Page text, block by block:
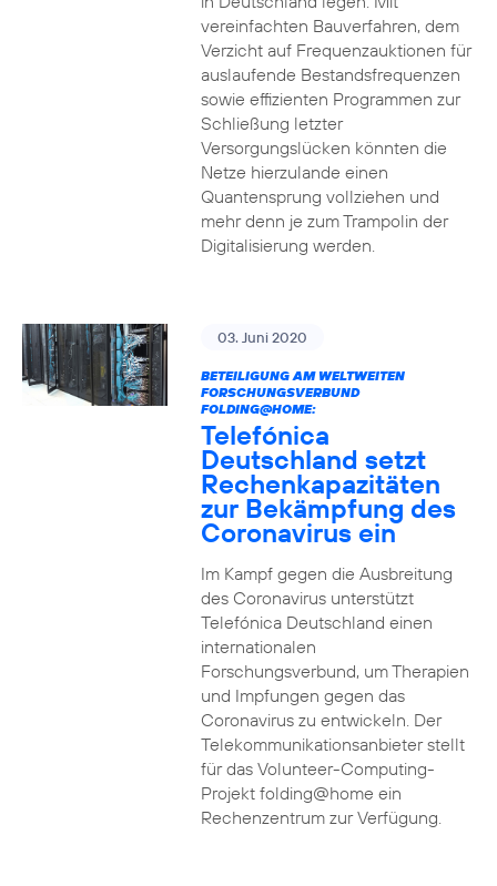
vereinfachten Bauverfahren, dem
Verzicht auf Frequenzauktionen für
auslaufende Bestandsfrequenzen
sowie effizienten Programmen zur
Schließung letzter
Versorgungslücken könnten die
Netze hierzulande einen
Quantensprung vollziehen und
mehr denn je zum Trampolin der
Digitalisierung werden.
03. Juni 2020
BETEILIGUNG AM WELTWEITEN
FORSCHUNGSVERBUND
FOLDING@HOME:
Telefónica
Deutschland setzt
Rechenkapazitäten
zur Bekämpfung des
Coronavirus ein
Im Kampf gegen die Ausbreitung
des Coronavirus unterstützt
Telefónica Deutschland einen
internationalen
Forschungsverbund, um Therapien
und Impfungen gegen das
Coronavirus zu entwickeln. Der
Telekommunikationsanbieter stellt
für das Volunteer-Computing-
Projekt folding@home ein
Rechenzentrum zur Verfügung.